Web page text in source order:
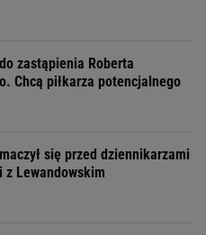
zastąpienia Roberta
Chcą piłkarza potencjalnego
się przed dziennikarzami
z Lewandowskim